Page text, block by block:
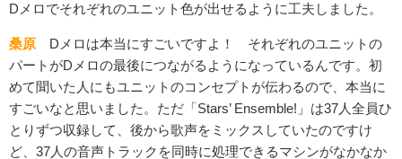
Dメロでそれぞれのユニット色が出せるように工夫しました。
桑原 Dメロは本当にすごいですよ！ それぞれのユニットの
パートがDメロの最後につながるようになっているんです。初
めて聞いた人にもユニットのコンセプトが伝わるので、本当に
すごいなと思いました。ただ「Stars’ Ensemble!」は37人全員ひ
とりずつ収録して、後から歌声をミックスしていたのですけ
ど、37人の音声トラックを同時に処理できるマシンがなかなか